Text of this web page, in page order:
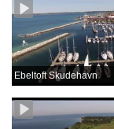
Ebeltoft Skudehavn